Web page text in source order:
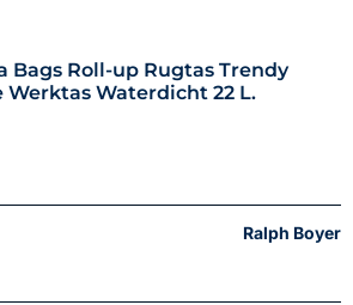
Bags Roll-up Rugtas Trendy
Werktas Waterdicht 22 L.
Ralph Boyer